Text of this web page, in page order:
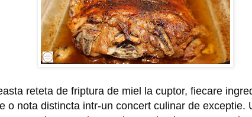
reteta de friptura de miel la cuptor, fiecare
o nota distincta intr-un concert culinar de exceptie.